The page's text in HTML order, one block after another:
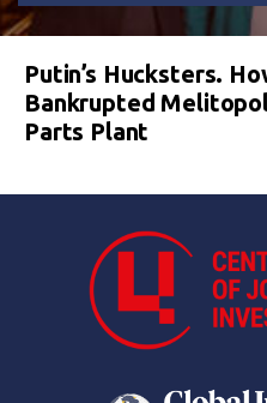
Putin’s Hucksters.
Bankrupted
Parts Plant